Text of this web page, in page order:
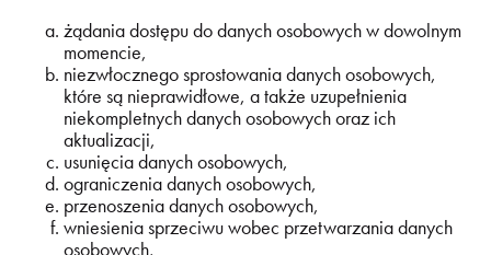
żądania dostępu do danych osobowych w dowolnym
momencie,
niezwłocznego sprostowania danych osobowych,
które są nieprawidłowe, a także uzupełnienia
niekompletnych danych osobowych oraz ich
aktualizacji,
usunięcia danych osobowych,
ograniczenia danych osobowych,
przenoszenia danych osobowych,
wniesienia sprzeciwu wobec przetwarzania danych
osobowych,